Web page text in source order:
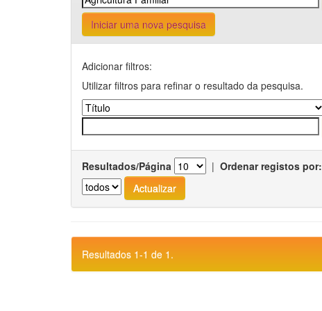
Iniciar uma nova pesquisa
Adicionar filtros:
Utilizar filtros para refinar o resultado da pesquisa.
Resultados/Página | Ordenar registos por:
Resultados 1-1 de 1.